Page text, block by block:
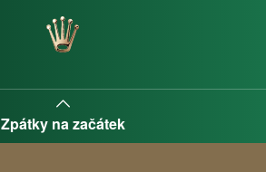
Zpátky na začátek